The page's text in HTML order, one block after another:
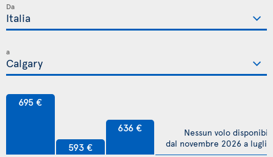
Da
a
695 €
593 €
636 €
Nessun volo
dal novembre 2026 a